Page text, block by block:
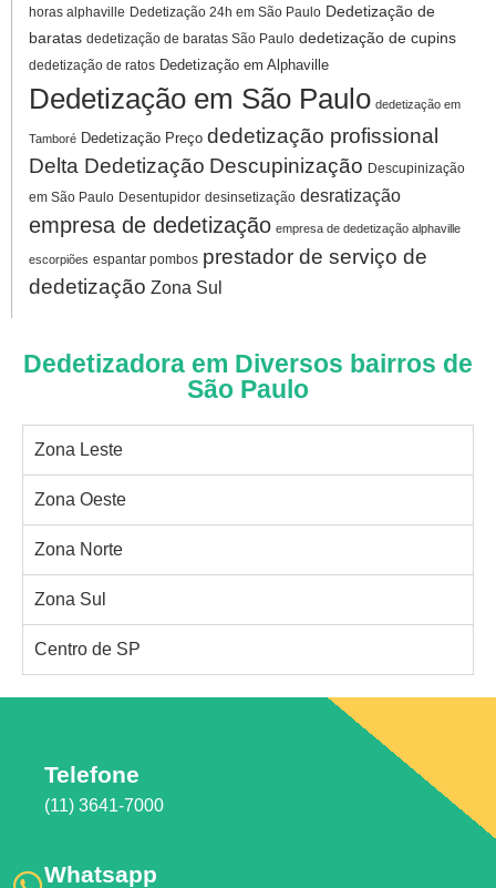
horas alphaville Dedetização 24h em São Paulo Dedetização de
baratas dedetização de baratas São Paulo dedetização de cupins
dedetização de ratos Dedetização em Alphaville
Dedetização em São Paulo dedetização em
Tamboré Dedetização Preço dedetização profissional
Delta Dedetização Descupinização Descupinização
em São Paulo Desentupidor desinsetização desratização
empresa de dedetização empresa de dedetização alphaville
escorpiões espantar pombos prestador de serviço de
dedetização Zona Sul
Dedetizadora em Diversos bairros de
São Paulo
Zona Leste
Zona Oeste
Zona Norte
Zona Sul
Centro de SP
Telefone
(11) 3641-7000
Whatsapp